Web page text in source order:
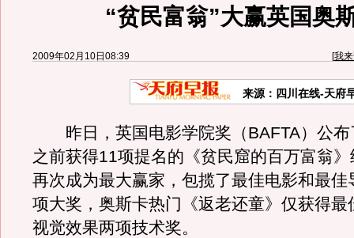
“贫民富翁”大赢英国奥
2009年02月10日08:39 [我
来源：四川在线-天府
昨日，英国电影学院奖（BAFTA）公布
之前获得11项提名的《贫民窟的百万富翁
再次成为最大赢家，包揽了最佳电影和最佳
项大奖，奥斯卡热门《返老还童》仅获得最
视觉效果两项技术奖。